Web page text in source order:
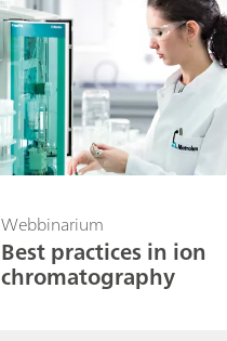
Webbinarium
Best practices in ion
chromatography